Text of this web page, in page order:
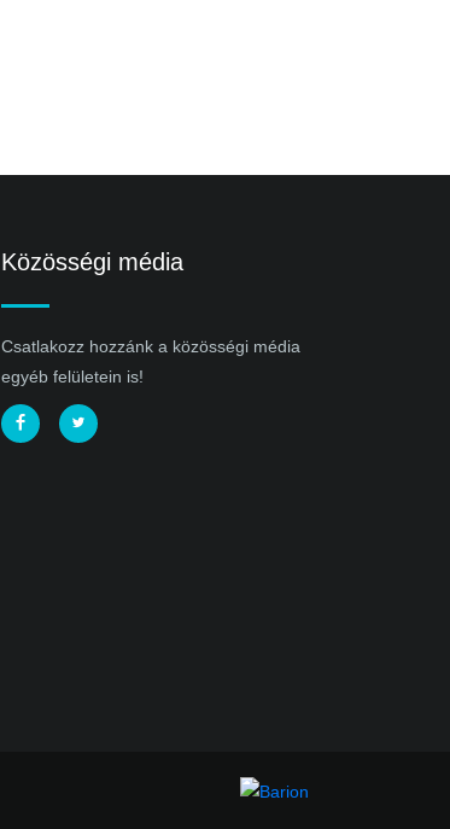
Közösségi média
Csatlakozz hozzánk a közösségi média
egyéb felületein is!